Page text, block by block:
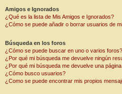
Amigos e Ignorados
¿Qué es la lista de Mis Amigos e Ignorados?
¿Cómo se puede añadir o borrar usuarios de
Búsqueda en los foros
¿Cómo se puede buscar en uno o varios foros?
¿Por qué mi búsqueda me devuelve ningún
¿Por qué mi búsqueda me devuelve una
¿Cómo busco usuarios?
¿Como se puede encontrar mis propios